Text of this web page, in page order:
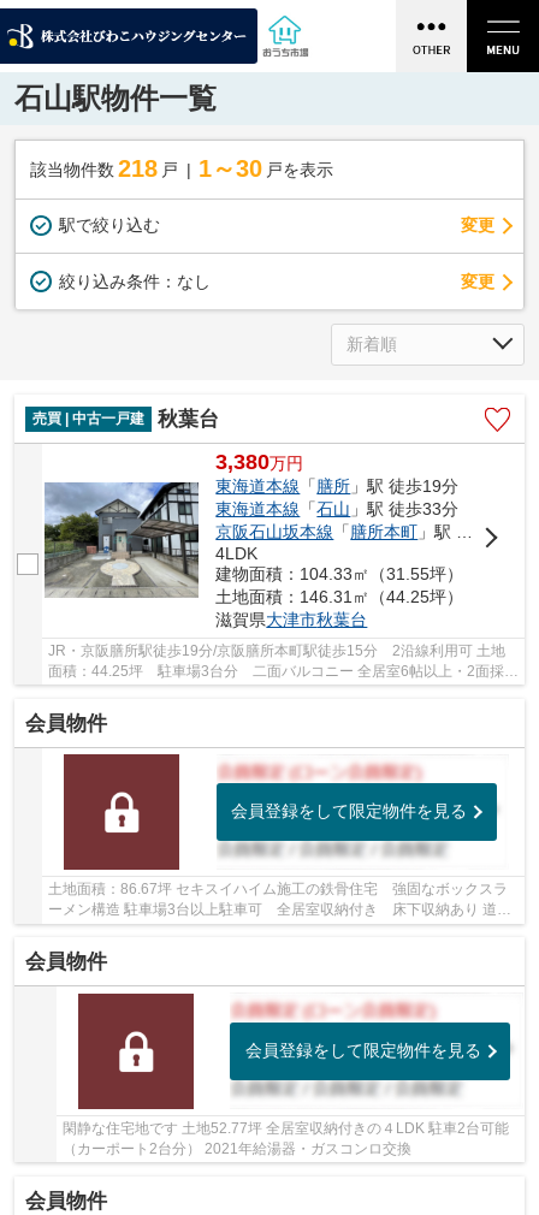
石山駅物件一覧
該当物件数 218 戸 1～30 戸を表示
駅で絞り込む 変更
絞り込み条件： なし 変更
売買 | 中古一戸建 秋葉台
3,380万円
東海道本線 「膳所 」駅 徒歩19分
東海道本線 「石山 」駅 徒歩33分
京阪石山坂本線 「膳所本町 」駅 徒歩15分
4LDK
建物面積：104.33㎡（31.55坪）
土地面積：146.31㎡（44.25坪）
滋賀県大津市秋葉台
JR・京阪膳所駅徒歩19分/京阪膳所本町駅徒歩15分 2沿線利用可 土地
面積：44.25坪 駐車場3台分 二面バルコニー 全居室6帖以上・2面採光
で陽当たり・通風良好です 【令和8年7月内装リ...
会員物件
会員登録をして限定物件を見る
土地面積：86.67坪 セキスイハイム施工の鉄骨住宅 強固なボックスラ
ーメン構造 駐車場3台以上駐車可 全居室収納付き 床下収納あり 道路
向かいに南郷小学校があり、お子様の通学にも...
会員物件
会員登録をして限定物件を見る
閑静な住宅地です 土地52.77坪 全居室収納付きの４LDK 駐車2台可能
（カーポート2台分） 2021年給湯器・ガスコンロ交換
会員物件